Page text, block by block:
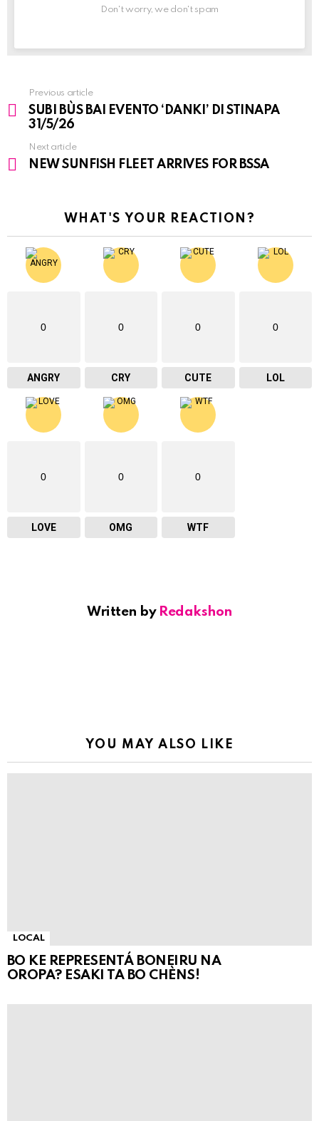
Don't worry, we don't spam
See
more
Previous article
SUBI BÙS BAI EVENTO ‘DANKI’ DI STINAPA
31/5/26
Next article
NEW SUNFISH FLEET ARRIVES FOR BSSA
WHAT'S YOUR REACTION?
0
ANGRY
0
CRY
0
CUTE
0
LOL
0
LOVE
0
OMG
0
WTF
Written by Redakshon
YOU MAY ALSO LIKE
LOCAL
BO KE REPRESENTÁ BONEIRU NA
OROPA? ESAKI TA BO CHÈNS!